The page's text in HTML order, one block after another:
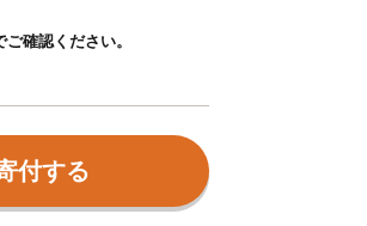
ご確認ください。
付する